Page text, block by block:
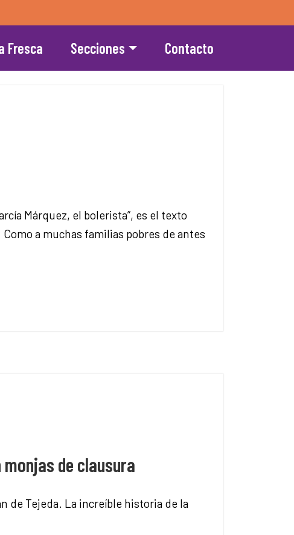
Fresca Secciones Contacto
Márquez, el bolerista”, es el texto
a muchas familias pobres de antes
de clausura
de Tejeda. La increíble historia de la